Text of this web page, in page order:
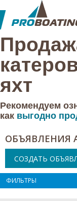
яхт
Рекомендуем
как ‎выгодно
ОБЪЯВЛЕНИЯ
СОЗДАТЬ
ФИЛЬТРЫ